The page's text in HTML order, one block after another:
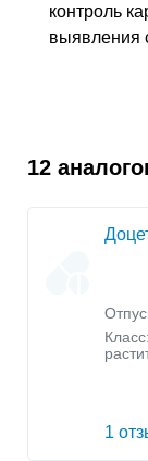
контроль
выявления
12
Класс:
1